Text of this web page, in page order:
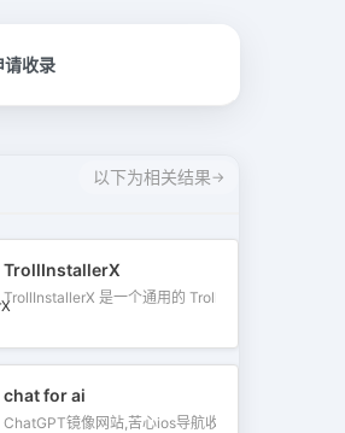
请收录
以下为相关结果
汇聚了巨魔商店TrollStore、系统定制、越狱
TrollInstallerX
TrollInstallerX 是一个通用的 TrollS...
chat for ai
ChatGPT镜像网站,苦心ios导航收藏，...